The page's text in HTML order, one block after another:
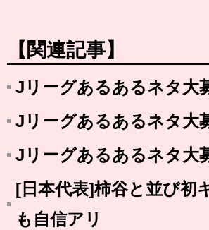
【関連記事】
Jリーグあるあるネタ大
Jリーグあるあるネタ大
Jリーグあるあるネタ大
[日本代表]柿谷と並び初
も自信アリ